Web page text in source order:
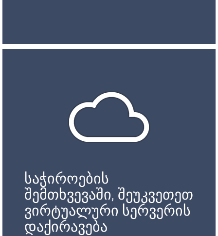
საჭიროების
შემთხვევაში, შეუკვეთეთ
ვირტუალური სერვერის
დაქირავება